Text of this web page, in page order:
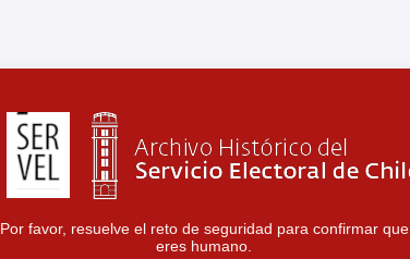
Por favor, resuelve el reto de seguridad para confirmar que
eres humano.